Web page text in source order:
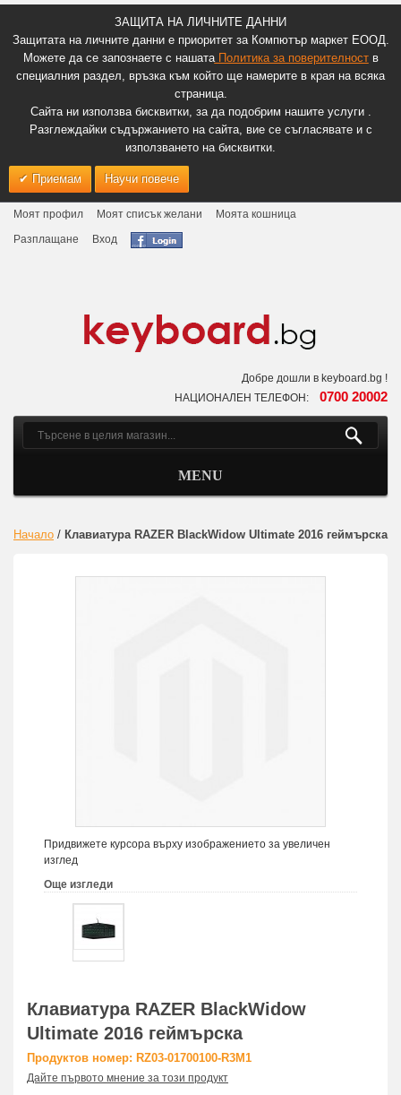
ЗАЩИТА НА ЛИЧНИТЕ ДАННИ
Защитата на личните данни е приоритет за Компютър маркет ЕООД.
Можете да се запознаете с нашатаПолитика за поверителноств
специалния раздел, връзка към който ще намерите в края на всяка
страница.
Сайта ни използва бисквитки, за да подобрим нашите услуги .
Разглеждайки съдържанието на сайта, вие се съгласявате и с
използването на бисквитки.
Приемам Научи повече
Моят профил Моят списък желани
Моята кошница
Разплащане
Вход
Добре дошли в keyboard.bg !
НАЦИОНАЛЕН ТЕЛЕФОН: 0700 20002
MENU
Начало / Клавиатура RAZER BlackWidow Ultimate 2016 геймърска
Придвижете курсора върху изображението за увеличен
изглед
Още изгледи
Клавиатура RAZER BlackWidow
Ultimate 2016 геймърска
Продуктов номер: RZ03-01700100-R3M1
Дайте първото мнение за този продукт